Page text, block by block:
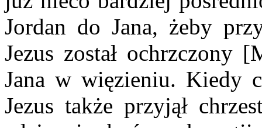
Jordan do Jana, żeby
Jezus został ochrzczony
Jana w więzieniu. Kiedy
Jezus także przyjął